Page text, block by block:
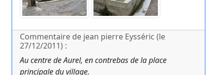
Commentaire de jean pierre Eysséric (le
27/12/2011) :
Au centre de Aurel, en contrebas de la place
principale du village.